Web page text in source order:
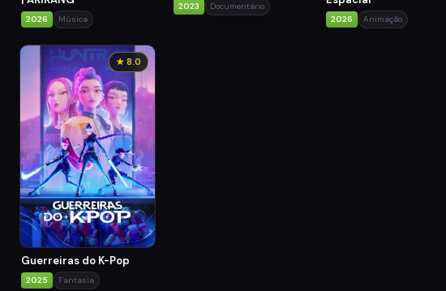
2026 Música
2023 Documentário
2026 Animação
★ 8.0
Guerreiras do K-Pop
2025 Fantasia